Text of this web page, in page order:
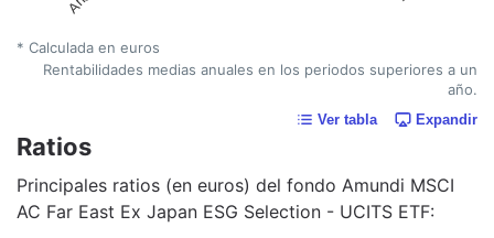
* Calculada en euros
Rentabilidades medias anuales en los periodos superiores a un
año.
Ver tabla Expandir
Ratios
Principales ratios (en euros) del fondo Amundi MSCI
AC Far East Ex Japan ESG Selection - UCITS ETF: